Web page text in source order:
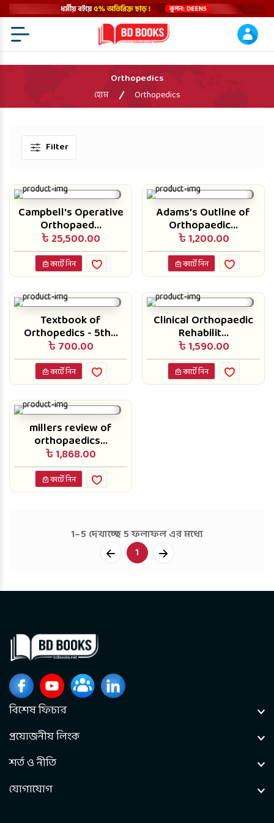
Orthopedics
হোম Orthopedics
Filter
Campbell's Operative
Orthopaed...
৳ 25,500.00
কার্টে নিন
Adams's Outline of
Orthopaedic...
৳ 1,200.00
কার্টে নিন
Textbook of
Orthopedics - 5th...
৳ 700.00
কার্টে নিন
Clinical Orthopaedic
Rehabilit...
৳ 1,590.00
কার্টে নিন
millers review of
orthopaedics...
৳ 1,868.00
কার্টে নিন
1–5 দেখাচ্ছে 5 ফলাফল এর মধ্যে
1
বিশেষ ফিচার
প্রয়োজনীয় লিংক
শর্ত ও নীতি
যোগাযোগ